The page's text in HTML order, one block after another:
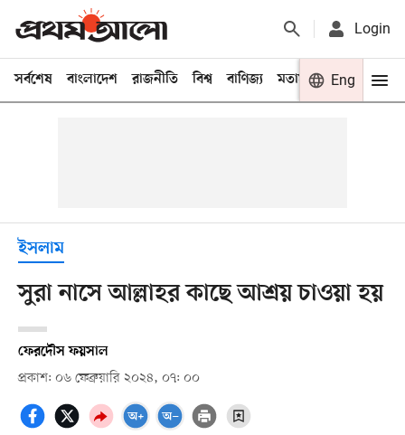
Login
সর্বশেষ বাংলাদেশ রাজনীতি বিশ্ব বাণিজ্য মতামত খেলা
Eng
ইসলাম
সুরা নাসে আল্লাহর কাছে আশ্রয় চাওয়া হয়
ফেরদৌস ফয়সাল
প্রকাশ: ০৬ ফেব্রুয়ারি ২০২৪, ০৭: ০০